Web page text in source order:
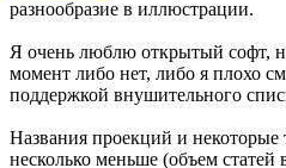
разнообразие в иллюстрации.
Я очень люблю открытый софт,
момент либо нет, либо я плохо
поддержкой внушительного
Названия проекций и некоторые
несколько меньше (объем